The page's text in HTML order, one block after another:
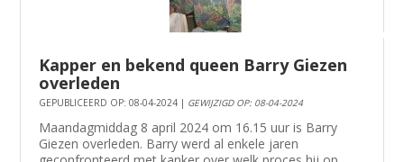
Kapper en bekend queen Barry Giezen
overleden
GEPUBLICEERD OP: 08-04-2024 | GEWIJZIGD OP: 08-04-2024
Maandagmiddag 8 april 2024 om 16.15 uur is Barry
Giezen overleden. Barry werd al enkele jaren